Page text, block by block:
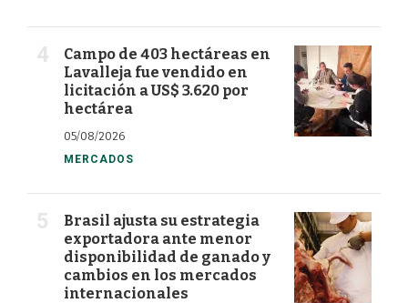
Campo de 403 hectáreas en
Lavalleja fue vendido en
licitación a US$ 3.620 por
hectárea
05/08/2026
MERCADOS
Brasil ajusta su estrategia
exportadora ante menor
disponibilidad de ganado y
cambios en los mercados
internacionales